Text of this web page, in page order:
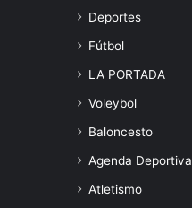
Deportes
Fútbol
LA PORTADA
Voleybol
Baloncesto
Agenda Deportiva
Atletismo